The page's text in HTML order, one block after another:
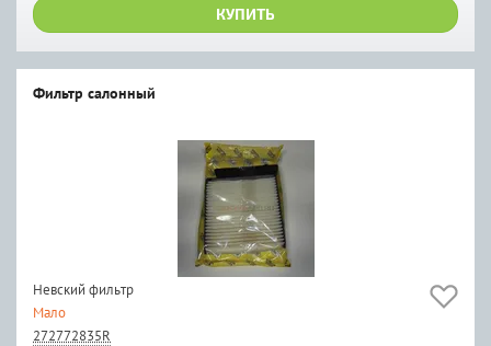
КУПИТЬ
Фильтр салонный
Невский фильтр
Мало
272772835R